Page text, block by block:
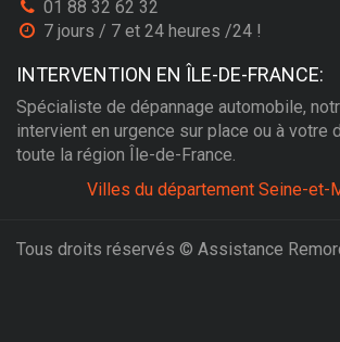
01 88 32 62 32
7 jours / 7 et 24 heures /24 !
INTERVENTION EN ÎLE-DE-FRANCE:
Spécialiste de dépannage automobile,
intervient en urgence sur place ou à votre
toute la région Île-de-France.
Villes du département Seine-et-
Tous droits réservés © Assistance